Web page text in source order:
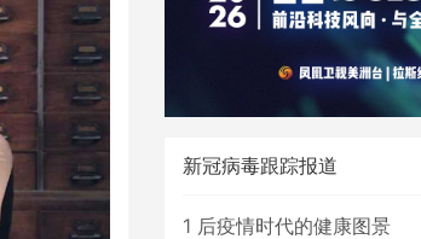
新冠病毒跟踪报道
1 后疫情时代的健康图景